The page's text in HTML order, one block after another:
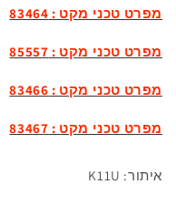
מפרט טכני מקט : 83464
מפרט טכני מקט : 85557
מפרט טכני מקט : 83466
מפרט טכני מקט : 83467
איתור: K11U